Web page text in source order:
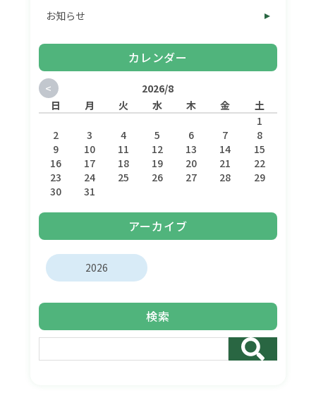
お知らせ
カレンダー
<
2026/8
日
月 火 水 木 金
土
1
2
3 4 5 6 7
8
9
10 11 12 13 14
15
16
17 18 19 20 21
22
23
24 25 26 27 28
29
30
31
アーカイブ
2026
検索